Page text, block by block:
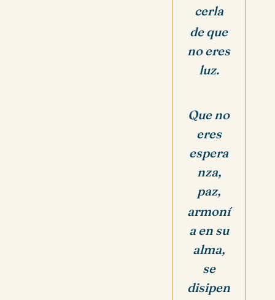
cerla
de que
no eres
luz.
Que no
eres
espera
nza,
paz,
armoní
a en su
alma,
se
disipen